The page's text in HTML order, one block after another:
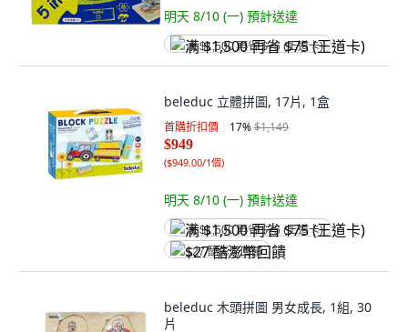
明天 8/10 (一) 預計送達
满 $1,500 再省 $75 (王道卡)
beleduc 立體拼圖, 17片, 1盒
首購折扣價 17%$1,149
$949
($949.00/1個)
明天 8/10 (一) 預計送達
满 $1,500 再省 $75 (王道卡)
$27 酷澎幣回饋
beleduc 木頭拼圖 男女成長, 1組, 30
片